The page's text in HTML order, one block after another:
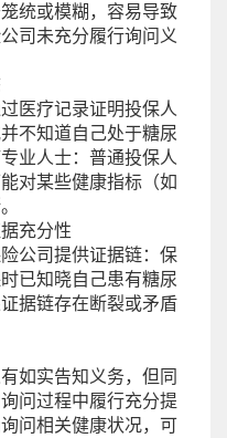
统或模糊，容易导致
司未充分履行询问义
医疗记录证明投保人
不知道自己处于糖尿
业人士：普通投保人
对某些健康指标（如
充分性
公司提供证据链：保
已知晓自己患有糖尿
据链存在断裂或矛盾
如实告知义务，但同
问过程中履行充分提
问相关健康状况，可